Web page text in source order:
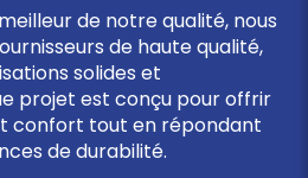
de notre qualité, nous
de haute qualité,
solides et
projet est conçu pour offrir
confort tout en répondant
de durabilité.